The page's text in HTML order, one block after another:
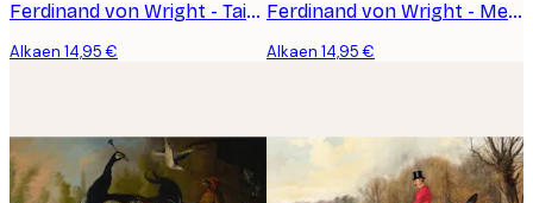
Ferdinand von Wright - Taistelevat Metsot Juliste
Alkaen 14,95 €
Ferdinand von Wright - Metsokukkoja Juliste
Alkaen 14,95 €